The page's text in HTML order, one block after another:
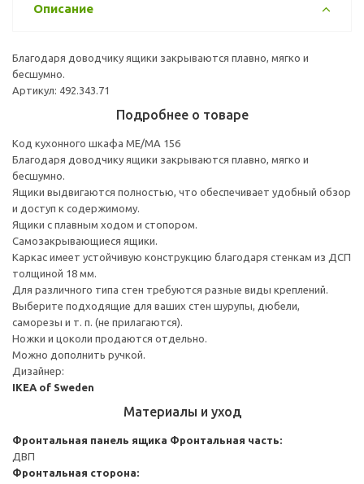
Описание
Благодаря доводчику ящики закрываются плавно, мягко и
бесшумно.
Артикул: 492.343.71
Подробнее о товаре
Код кухонного шкафа ME/MA 156
Благодаря доводчику ящики закрываются плавно, мягко и
бесшумно.
Ящики выдвигаются полностью, что обеспечивает удобный обзор
и доступ к содержимому.
Ящики с плавным ходом и стопором.
Самозакрывающиеся ящики.
Каркас имеет устойчивую конструкцию благодаря стенкам из ДСП
толщиной 18 мм.
Для различного типа стен требуются разные виды креплений.
Выберите подходящие для ваших стен шурупы, дюбели,
саморезы и т. п. (не прилагаются).
Ножки и цоколи продаются отдельно.
Можно дополнить ручкой.
Дизайнер:
IKEA of Sweden
Материалы и уход
Фронтальная панель ящика Фронтальная часть:
ДВП
Фронтальная сторона: